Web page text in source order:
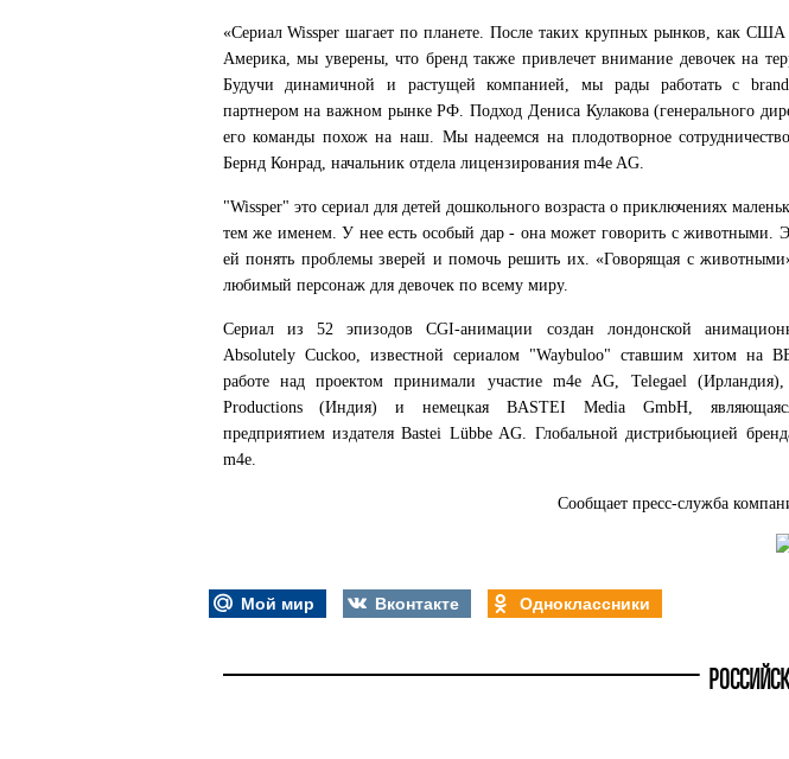
«Сериал Wissper шагает по планете. После таких крупных рынков, как
Америка, мы уверены, что бренд также привлечет внимание девочек на
Будучи динамичной и растущей компанией, мы рады работать с
партнером на важном рынке РФ. Подход Дениса Кулакова (генерального
его команды похож на наш. Мы надеемся на плодотворное
Бернд Конрад, начальник отдела лицензирования m4e AG.
"Wissper" это сериал для детей дошкольного возраста о приключениях
тем же именем. У нее есть особый дар - она может говорить с животными.
ей понять проблемы зверей и помочь решить их. «Говорящая с
любимый персонаж для девочек по всему миру.
Сериал из 52 эпизодов CGI-анимации создан лондонской
Absolutely Cuckoo, известной сериалом "Waybuloo" ставшим хитом на
работе над проектом принимали участие m4e AG, Telegael
Productions (Индия) и немецкая BASTEI Media GmbH,
предприятием издателя Bastei Lübbe AG. Глобальной дистрибьюцией
m4e.
Сообщает пресс-служба
Мой мир Вконтакте Одноклассники